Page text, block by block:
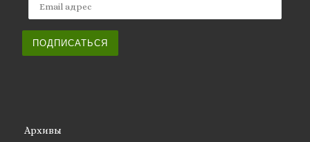
ПОДПИСАТЬСЯ
Архивы